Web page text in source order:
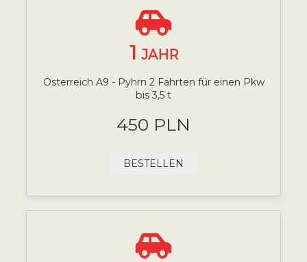
1 JAHR
Österreich A9 - Pyhrn 2 Fahrten für einen Pkw
bis 3,5 t
450 PLN
BESTELLEN